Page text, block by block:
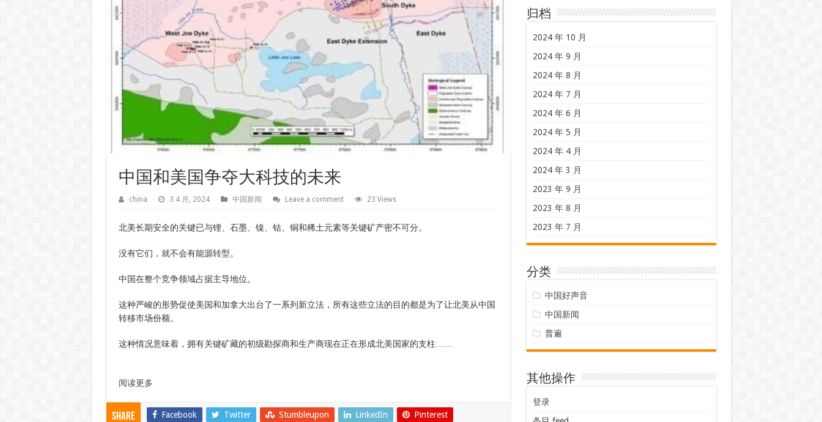
中国和美国争夺大科技的未来
china 3 4 月, 2024 中国新闻 Leave a comment 23 Views
北美长期安全的关键已与锂、石墨、镍、钴、铜和稀土元素等关键矿产密不可分。
没有它们，就不会有能源转型。
中国在整个竞争领域占据主导地位。
这种严峻的形势促使美国和加拿大出台了一系列新立法，所有这些立法的目的都是为了让北美从中国
转移市场份额。
这种情况意味着，拥有关键矿藏的初级勘探商和生产商现在正在形成北美国家的支柱……
阅读更多
Share Facebook Twitter Stumbleupon LinkedIn Pinterest
归档
2024 年 10 月
2024 年 9 月
2024 年 8 月
2024 年 7 月
2024 年 6 月
2024 年 5 月
2024 年 4 月
2024 年 3 月
2023 年 9 月
2023 年 8 月
2023 年 7 月
分类
中国好声音
中国新闻
普遍
其他操作
登录